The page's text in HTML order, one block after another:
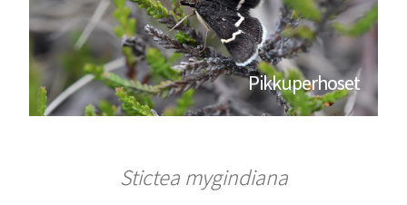
Pikkuperhoset
Stictea mygindiana